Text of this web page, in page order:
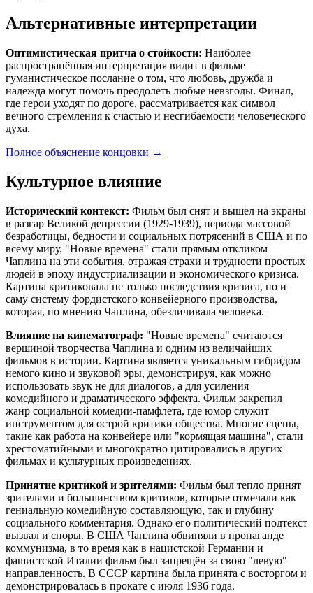
Альтернативные интерпретации
Оптимистическая притча о стойкости: Наиболее
распространённая интерпретация видит в фильме
гуманистическое послание о том, что любовь, дружба и
надежда могут помочь преодолеть любые невзгоды. Финал,
где герои уходят по дороге, рассматривается как символ
вечного стремления к счастью и несгибаемости человеческого
духа.
Полное объяснение концовки →
Культурное влияние
Исторический контекст: Фильм был снят и вышел на экраны
в разгар Великой депрессии (1929-1939), периода массовой
безработицы, бедности и социальных потрясений в США и по
всему миру. "Новые времена" стали прямым откликом
Чаплина на эти события, отражая страхи и трудности простых
людей в эпоху индустриализации и экономического кризиса.
Картина критиковала не только последствия кризиса, но и
саму систему фордистского конвейерного производства,
которая, по мнению Чаплина, обезличивала человека.
Влияние на кинематограф: "Новые времена" считаются
вершиной творчества Чаплина и одним из величайших
фильмов в истории. Картина является уникальным гибридом
немого кино и звуковой эры, демонстрируя, как можно
использовать звук не для диалогов, а для усиления
комедийного и драматического эффекта. Фильм закрепил
жанр социальной комедии-памфлета, где юмор служит
инструментом для острой критики общества. Многие сцены,
такие как работа на конвейере или "кормящая машина", стали
хрестоматийными и многократно цитировались в других
фильмах и культурных произведениях.
Принятие критикой и зрителями: Фильм был тепло принят
зрителями и большинством критиков, которые отмечали как
гениальную комедийную составляющую, так и глубину
социального комментария. Однако его политический подтекст
вызвал и споры. В США Чаплина обвиняли в пропаганде
коммунизма, в то время как в нацистской Германии и
фашистской Италии фильм был запрещён за свою "левую"
направленность. В СССР картина была принята с восторгом и
демонстрировалась в прокате с июля 1936 года.